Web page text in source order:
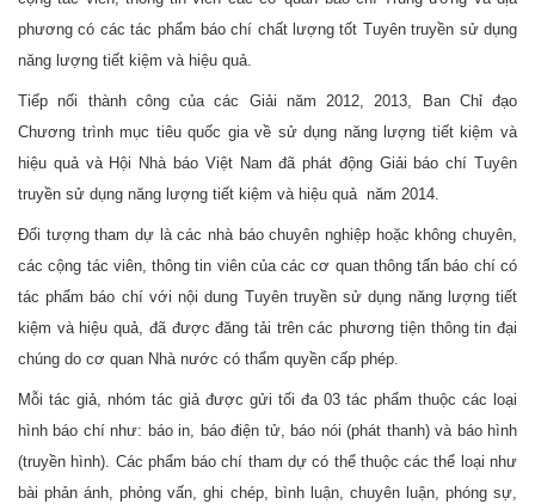
phương có các tác phẩm báo chí chất lượng tốt Tuyên truyền sử dụng
năng lượng tiết kiệm và hiệu quả.
Tiếp nối thành công của các Giải năm 2012, 2013, Ban Chỉ đạo
Chương trình mục tiêu quốc gia về sử dụng năng lượng tiết kiệm và
hiệu quả và Hội Nhà báo Việt Nam đã phát động Giải báo chí Tuyên
truyền sử dụng năng lượng tiết kiệm và hiệu quả năm 2014.
Đối tượng tham dự là các nhà báo chuyên nghiệp hoặc không chuyên,
các cộng tác viên, thông tin viên của các cơ quan thông tấn báo chí có
tác phẩm báo chí với nội dung Tuyên truyền sử dụng năng lượng tiết
kiệm và hiệu quả, đã được đăng tải trên các phương tiện thông tin đại
chúng do cơ quan Nhà nước có thẩm quyền cấp phép.
Mỗi tác giả, nhóm tác giả được gửi tối đa 03 tác phẩm thuộc các loại
hình báo chí như: báo in, báo điện tử, báo nói (phát thanh) và báo hình
(truyền hình). Các phẩm báo chí tham dự có thể thuộc các thể loại như
bài phản ánh, phỏng vấn, ghi chép, bình luận, chuyên luận, phóng sự,